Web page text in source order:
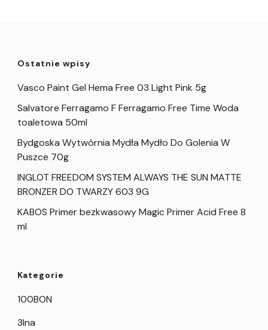
Ostatnie wpisy
Vasco Paint Gel Hema Free 03 Light Pink 5g
Salvatore Ferragamo F Ferragamo Free Time Woda
toaletowa 50ml
Bydgoska Wytwórnia Mydła Mydło Do Golenia W
Puszce 70g
INGLOT FREEDOM SYSTEM ALWAYS THE SUN MATTE
BRONZER DO TWARZY 603 9G
KABOS Primer bezkwasowy Magic Primer Acid Free 8
ml
Kategorie
100BON
3Ina